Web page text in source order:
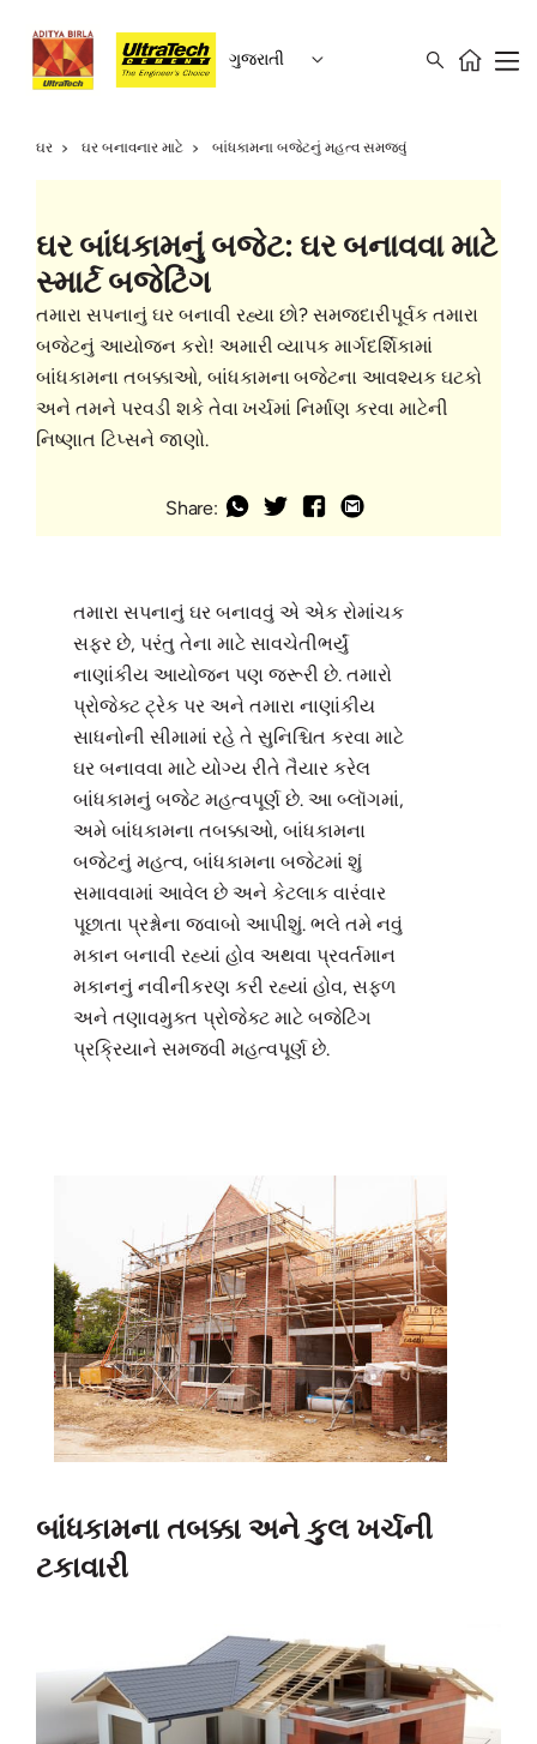
ગુજરાતી
ઘર ઘર બનાવનાર માટે બાંધકામના બજેટનું મહત્વ સમજવું
ઘર બાંધકામનું બજેટ: ઘર બનાવવા માટે
સ્માર્ટ બજેટિંગ
તમારા સપનાનું ઘર બનાવી રહ્યા છો? સમજદારીપૂર્વક તમારા
બજેટનું આયોજન કરો! અમારી વ્યાપક માર્ગદર્શિકામાં
બાંધકામના તબક્કાઓ, બાંધકામના બજેટના આવશ્યક ઘટકો
અને તમને પરવડી શકે તેવા ખર્ચમાં નિર્માણ કરવા માટેની
નિષ્ણાત ટિપ્સને જાણો.
Share:
તમારા સપનાનું ઘર બનાવવું એ એક રોમાંચક
સફર છે, પરંતુ તેના માટે સાવચેતીભર્યું
નાણાંકીય આયોજન પણ જરૂરી છે. તમારો
પ્રોજેક્ટ ટ્રેક પર અને તમારા નાણાંકીય
સાધનોની સીમામાં રહે તે સુનિશ્ચિત કરવા માટે
ઘર બનાવવા માટે યોગ્ય રીતે તૈયાર કરેલ
બાંધકામનું બજેટ મહત્વપૂર્ણ છે. આ બ્લૉગમાં,
અમે બાંધકામના તબક્કાઓ, બાંધકામના
બજેટનું મહત્વ, બાંધકામના બજેટમાં શું
સમાવવામાં આવેલ છે અને કેટલાક વારંવાર
પૂછાતા પ્રશ્નોના જવાબો આપીશું. ભલે તમે નવું
મકાન બનાવી રહ્યાં હોવ અથવા પ્રવર્તમાન
મકાનનું નવીનીકરણ કરી રહ્યાં હોવ, સફળ
અને તણાવમુક્ત પ્રોજેક્ટ માટે બજેટિંગ
પ્રક્રિયાને સમજવી મહત્વપૂર્ણ છે.
બાંધકામના તબક્કા અને કુલ ખર્ચની
ટકાવારી